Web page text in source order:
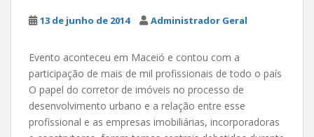
13 de junho de 2014 Administrador Geral
Evento aconteceu em Maceió e contou com a
participação de mais de mil profissionais de todo o país
O papel do corretor de imóveis no processo de
desenvolvimento urbano e a relação entre esse
profissional e as empresas imobiliárias, incorporadoras